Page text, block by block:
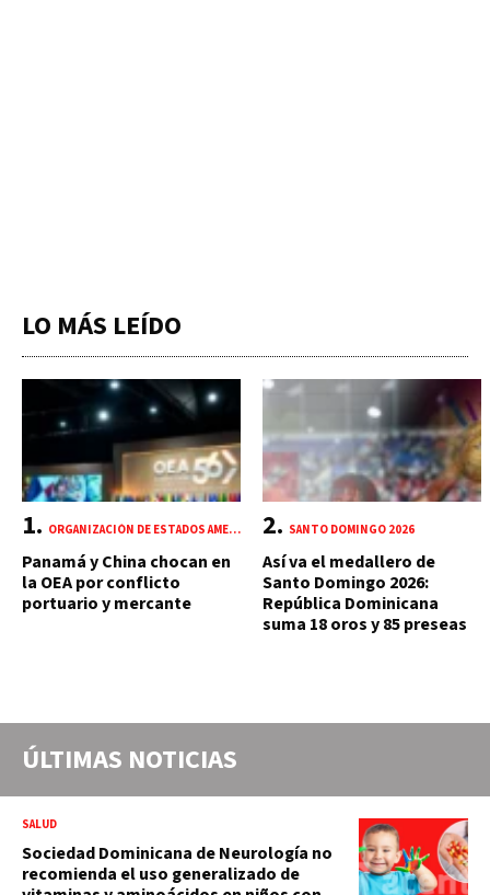
LO MÁS LEÍDO
ORGANIZACIÓN DE ESTADOS AMERICANOS (OEA)
Panamá y China chocan en
la OEA por conflicto
portuario y mercante
SANTO DOMINGO 2026
Así va el medallero de
Santo Domingo 2026:
República Dominicana
suma 18 oros y 85 preseas
ÚLTIMAS NOTICIAS
SALUD
Sociedad Dominicana de Neurología no
recomienda el uso generalizado de